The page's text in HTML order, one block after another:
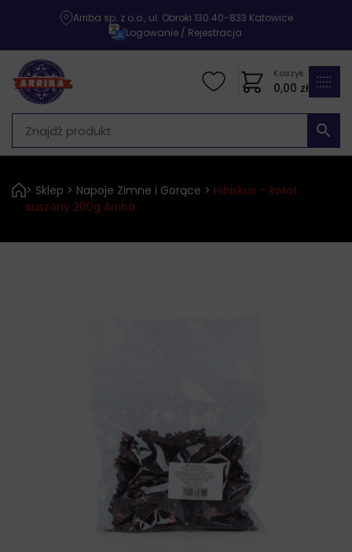
Arriba sp. z o.o., ul. Obroki 130 40-833 Katowice
|Logowanie / Rejestracja
Koszyk
0,00 zł
> Sklep > Napoje Zimne i Gorące > Hibiskus – kwiat
suszony 200g Arriba